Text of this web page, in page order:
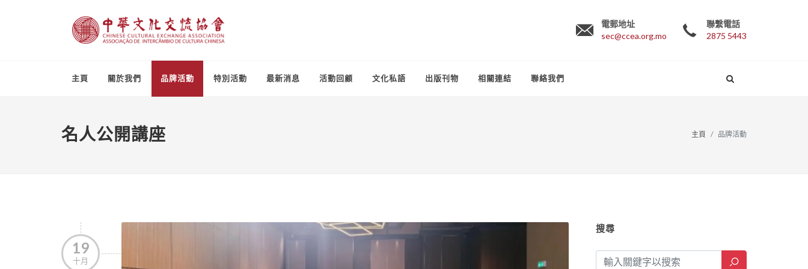
電郵地址
sec@ccea.org.mo
聯繫電話
2875 5443
主頁 關於我們 品牌活動 特別活動 最新消息 活動回顧 文化私語 出版刊物 相關連結 聯絡我們
名人公開講座 主頁 品牌活動
19
十月
搜尋